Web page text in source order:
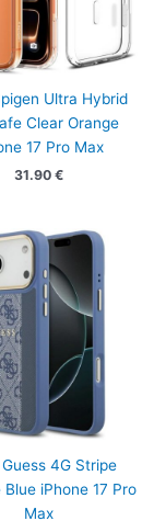
Ultra Hybrid
Clear Orange
17 Pro Max
31.90 €
4G Stripe
Blue iPhone 17 Pro
Max